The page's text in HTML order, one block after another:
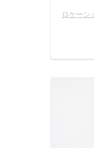
ロケーシ